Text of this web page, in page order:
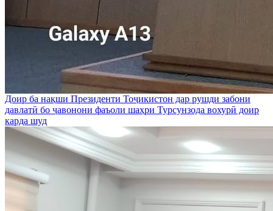
Доир ба нақши Президенти Тоҷикистон дар рушди забони
давлатӣ бо ҷавонони фаъоли шаҳри Турсунзода вохурӣ доир
карда шуд